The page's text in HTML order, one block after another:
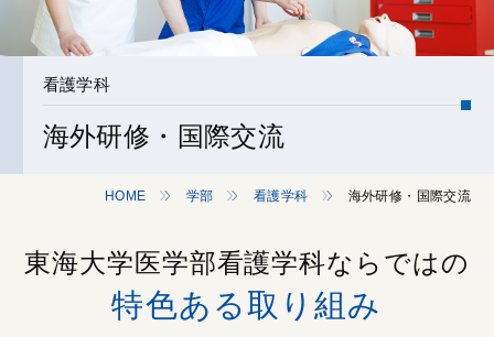
看護学科
海外研修・国際交流
HOME 学部 看護学科 海外研修・国際交流
東海大学医学部看護学科ならではの
特色ある取り組み